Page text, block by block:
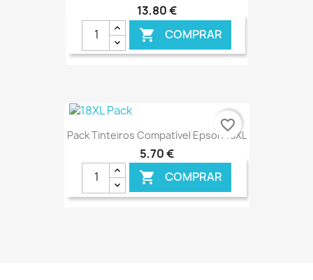
13,80 €
 COMPRAR
€ ONLINE
Pack Tinteiros Compatível Epson 18XL
5,70 €
 COMPRAR
favorite_border